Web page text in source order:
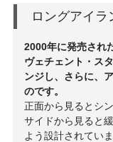
ロングアイラ
2000年に発売され
ヴェチェント・ス
ンジし、さらに、
のです。
正面から見るとシ
サイドから見ると
よう設計されていま